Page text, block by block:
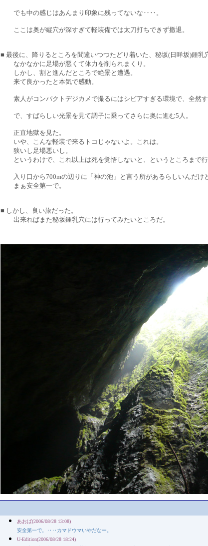
でも中の感じはあんまり印象に残ってないな‥‥。
ここは奥が縦穴が深すぎて軽装備では太刀打ちできず撤退。
■ 最後に、降りるところを間違いつつたどり着いた、秘坂(日咩坂)鍾乳
なかなかに足場が悪くて体力を削られまくり。
しかし、割と進んだところで絶景と遭遇。
来て良かったと本気で感動。
素人がコンパクトデジカメで撮るにはシビアすぎる環境で、全然
で、すばらしい光景を見て調子に乗ってさらに奥に進む5人。
正直地獄を見た。
いや、こんな軽装で来るトコじゃないよ。これは。
狭いし足場悪いし。
というわけで、これ以上は死を覚悟しないと、というところまで行
入り口から700mの辺りに「神の池」と言う所があるらしいんだけ
まぁ安全第一で。
■ しかし、良い旅だった。
出来ればまた秘坂鍾乳穴には行ってみたいところだ。
あおば(2006/08/28 13:08)
安全第一で。‥‥カマドウマいやだなー。
U-Edition(2006/08/28 18:24)